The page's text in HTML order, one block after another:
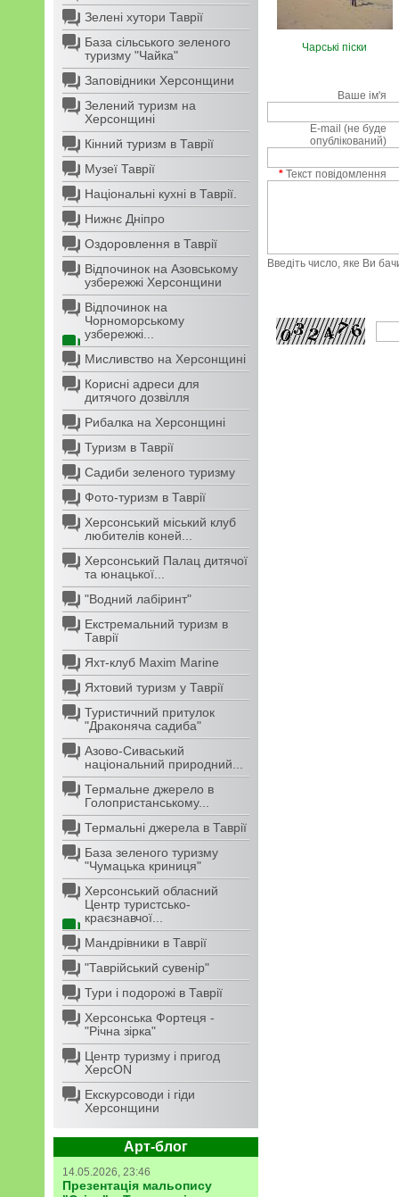
Зелені хутори Таврії
База сільського зеленого
туризму "Чайка"
Заповідники Херсонщини
Зелений туризм на
Херсонщині
Кінний туризм в Таврії
Музеї Таврії
Національні кухні в Таврії.
Нижнє Дніпро
Оздоровлення в Таврії
Відпочинок на Азовському
узбережжі Херсонщини
Відпочинок на
Чорноморському
узбережжі...
Мисливство на Херсонщині
Корисні адреси для
дитячого дозвілля
Рибалка на Херсонщині
Туризм в Таврії
Садиби зеленого туризму
Фото-туризм в Таврії
Херсонський міський клуб
любителів коней...
Херсонський Палац дитячої
та юнацької...
"Водний лабіринт"
Екстремальний туризм в
Таврії
Яхт-клуб Maxim Marine
Яхтовий туризм у Таврії
Туристичний притулок
"Драконяча садиба"
Азово-Сиваський
національний природний...
Термальне джерело в
Голопристанському...
Термальні джерела в Таврії
База зеленого туризму
"Чумацька криниця"
Херсонський обласний
Центр туристсько-
краєзнавчої...
Мандрівники в Таврії
"Таврійський сувенір"
Тури і подорожі в Таврії
Херсонська Фортеця -
"Річна зірка"
Центр туризму і пригод
ХерсON
Екскурсоводи і гіди
Херсонщини
Арт-блог
14.05.2026, 23:46
Презентація мальопису
Чарські піски
Ваше ім'я
E-mail (не буде
опублікований)
* Текст повідомлення
Введіть число, яке Ви